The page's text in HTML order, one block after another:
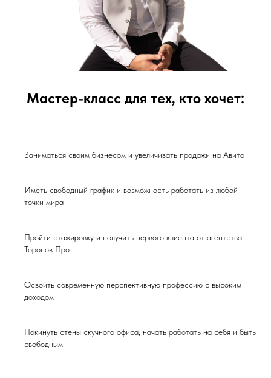
Мастер-класс для тех, кто хочет:
Заниматься своим бизнесом и увеличивать продажи на Авито
Иметь свободный график и возможность работать из любой
точки мира
Пройти стажировку и получить первого клиента от агентства
Торопов Про
Освоить современную перспективную профессию с высоким
доходом
Покинуть стены скучного офиса, начать работать на себя и быть
свободным